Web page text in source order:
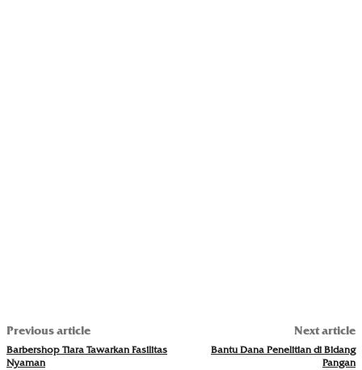
Previous article
Barbershop Tiara Tawarkan Fasilitas
Nyaman
Next article
Bantu Dana Penelitian di Bidang
Pangan